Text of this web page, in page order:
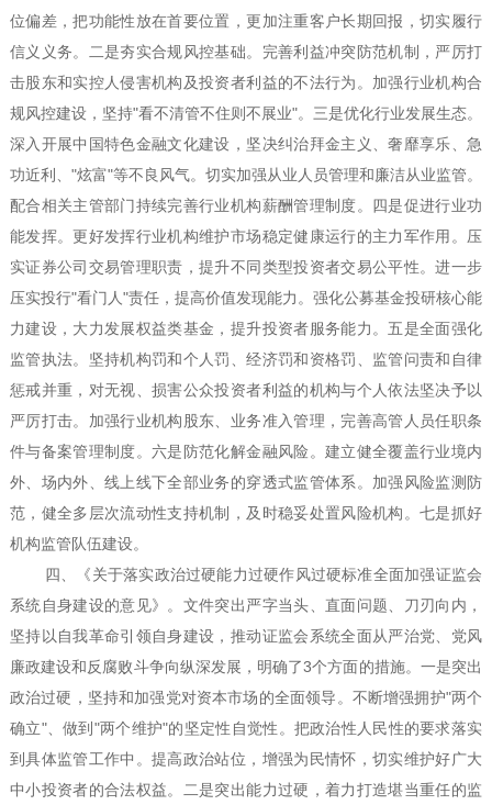
位偏差，把功能性放在首要位置，更加注重客户长期回报，切实履行
信义义务。二是夯实合规风控基础。完善利益冲突防范机制，严厉打
击股东和实控人侵害机构及投资者利益的不法行为。加强行业机构合
规风控建设，坚持"看不清管不住则不展业"。三是优化行业发展生态。
深入开展中国特色金融文化建设，坚决纠治拜金主义、奢靡享乐、急
功近利、 "炫富"等不良风气。切实加强从业人员管理和廉洁从业监管。
配合相关主管部门持续完善行业机构薪酬管理制度。四是促进行业功
能发挥。更好发挥行业机构维护市场稳定健康运行的主力军作用。压
实证券公司交易管理职责，提升不同类型投资者交易公平性。进一步
压实投行"看门人"责任，提高价值发现能力。强化公募基金投研核心能
力建设，大力发展权益类基金，提升投资者服务能力。五是全面强化
监管执法。坚持机构罚和个人罚、经济罚和资格罚、监管问责和自律
惩戒并重，对无视、损害公众投资者利益的机构与个人依法坚决予以
严厉打击。加强行业机构股东、业务准入管理，完善高管人员任职条
件与备案管理制度。六是防范化解金融风险。建立健全覆盖行业境内
外、场内外、线上线下全部业务的穿透式监管体系。加强风险监测防
范，健全多层次流动性支持机制，及时稳妥处置风险机构。七是抓好
机构监管队伍建设。
四、《关于落实政治过硬能力过硬作风过硬标准全面加强证监会
系统自身建设的意见》。文件突出严字当头、直面问题、刀刃向内，
坚持以自我革命引领自身建设，推动证监会系统全面从严治党、党风
廉政建设和反腐败斗争向纵深发展，明确了3个方面的措施。一是突出
政治过硬，坚持和加强党对资本市场的全面领导。不断增强拥护"两个
确立"、做到 "两个维护"的坚定性自觉性。把政治性人民性的要求落实
到具体监管工作中。提高政治站位，增强为民情怀，切实维护好广大
中小投资者的合法权益。二是突出能力过硬，着力打造堪当重任的监